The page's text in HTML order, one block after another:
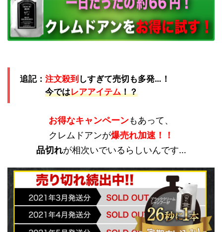
追記： 注文殺到 しすぎて売切も多発…！
今ではレアアイテム！？
お得なキャンペーンもあって、
クレムドアンが爆売れ加速！！
品切れが相次いでいるらしいんです…